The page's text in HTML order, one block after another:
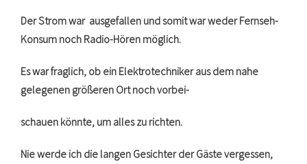
Der Strom war ausgefallen und somit war weder Fernseh-
Konsum noch Radio-Hören möglich.
Es war fraglich, ob ein Elektrotechniker aus dem nahe
gelegenen größeren Ort noch vorbei-
schauen könnte, um alles zu richten.
Nie werde ich die langen Gesichter der Gäste vergessen,